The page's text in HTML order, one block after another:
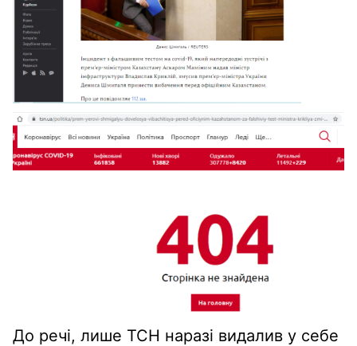
До речі, лише ТСН наразі видалив у себе